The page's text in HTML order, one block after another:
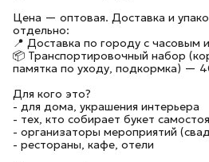
Цена — оптовая. Доставка и
отдельно:
📍 Доставка по городу с
📦 Транспортировочный набор
памятка по уходу, подкормка) —
Для кого это?
- для дома, украшения интерьера
- тех, кто собирает букет
- организаторы мероприятий
- рестораны, кафе, отели